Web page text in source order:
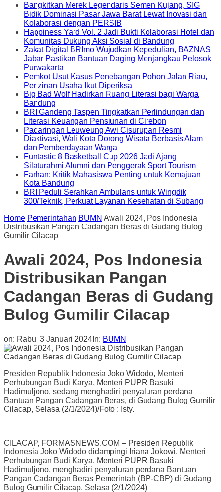
Bangkitkan Merek Legendaris Semen Kujang, SIG
Bidik Dominasi Pasar Jawa Barat Lewat Inovasi dan
Kolaborasi dengan PERSIB
Happiness Yard Vol. 2 Jadi Bukti Kolaborasi Hotel dan
Komunitas Dukung Aksi Sosial di Bandung
Zakat Digital BRImo Wujudkan Kepedulian, BAZNAS
Jabar Pastikan Bantuan Daging Menjangkau Pelosok
Purwakarta
Pemkot Usut Kasus Penebangan Pohon Jalan Riau,
Perizinan Usaha Ikut Diperiksa
Big Bad Wolf Hadirkan Ruang Literasi bagi Warga
Bandung
BRI Gandeng Taspen Tingkatkan Perlindungan dan
Literasi Keuangan Pensiunan di Cirebon
Padaringan Leuweung Awi Cisurupan Resmi
Diaktivasi, Wali Kota Dorong Wisata Berbasis Alam
dan Pemberdayaan Warga
Funtastic 8 Basketball Cup 2026 Jadi Ajang
Silaturahmi Alumni dan Penggerak Sport Tourism
Farhan: Kritik Mahasiswa Penting untuk Kemajuan
Kota Bandung
BRI Peduli Serahkan Ambulans untuk Wingdik
300/Teknik, Perkuat Layanan Kesehatan di Subang
Home Pemerintahan BUMN Awali 2024, Pos Indonesia
Distribusikan Pangan Cadangan Beras di Gudang Bulog
Gumilir Cilacap
Awali 2024, Pos Indonesia
Distribusikan Pangan
Cadangan Beras di Gudang
Bulog Gumilir Cilacap
on: Rabu, 3 Januari 2024 In: BUMN
Presiden Republik Indonesia Joko Widodo, Menteri
Perhubungan Budi Karya, Menteri PUPR Basuki
Hadimuljono, sedang menghadiri penyaluran perdana
Bantuan Pangan Cadangan Beras, di Gudang Bulog Gumilir
Cilacap, Selasa (2/1/2024)/Foto : Isty.
CILACAP, FORMASNEWS.COM – Presiden Republik
Indonesia Joko Widodo didampingi Iriana Jokowi, Menteri
Perhubungan Budi Karya, Menteri PUPR Basuki
Hadimuljono, menghadiri penyaluran perdana Bantuan
Pangan Cadangan Beras Pemerintah (BP-CBP) di Gudang
Bulog Gumilir Cilacap, Selasa (2/1/2024)